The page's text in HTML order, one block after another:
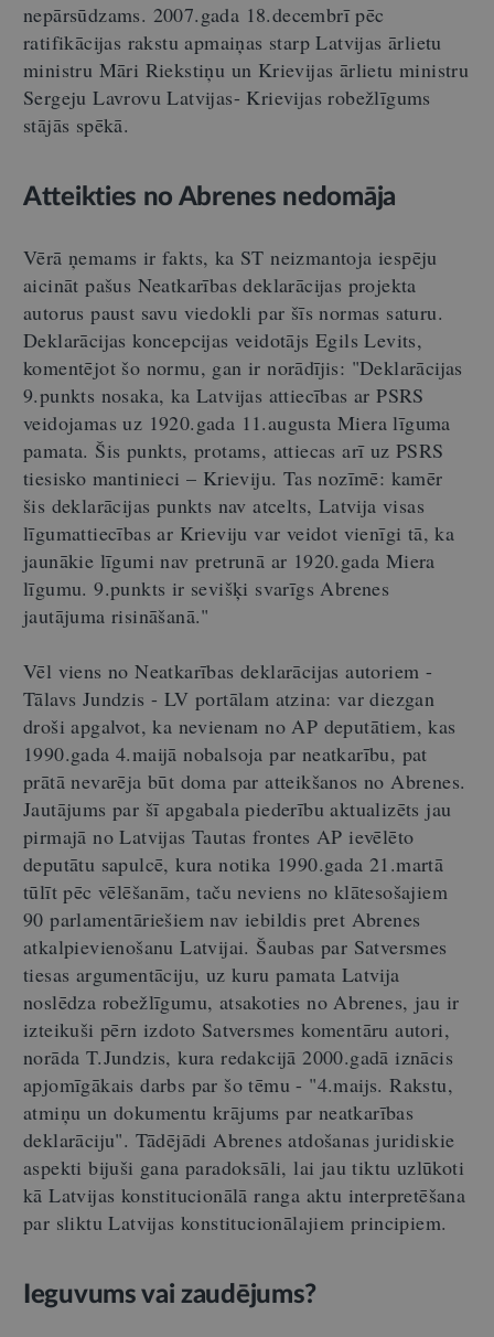
nepārsūdzams. 2007.gada 18.decembrī pēc
ratifikācijas rakstu apmaiņas starp Latvijas ārlietu
ministru Māri Riekstiņu un Krievijas ārlietu ministru
Sergeju Lavrovu Latvijas- Krievijas robežlīgums
stājās spēkā.
Atteikties no Abrenes nedomāja
Vērā ņemams ir fakts, ka ST neizmantoja iespēju
aicināt pašus Neatkarības deklarācijas projekta
autorus paust savu viedokli par šīs normas saturu.
Deklarācijas koncepcijas veidotājs Egils Levits,
komentējot šo normu, gan ir norādījis: "Deklarācijas
9.punkts nosaka, ka Latvijas attiecības ar PSRS
veidojamas uz 1920.gada 11.augusta Miera līguma
pamata. Šis punkts, protams, attiecas arī uz PSRS
tiesisko mantinieci – Krieviju. Tas nozīmē: kamēr
šis deklarācijas punkts nav atcelts, Latvija visas
līgumattiecības ar Krieviju var veidot vienīgi tā, ka
jaunākie līgumi nav pretrunā ar 1920.gada Miera
līgumu. 9.punkts ir sevišķi svarīgs Abrenes
jautājuma risināšanā."
Vēl viens no Neatkarības deklarācijas autoriem -
Tālavs Jundzis - LV portālam atzina: var diezgan
droši apgalvot, ka nevienam no AP deputātiem, kas
1990.gada 4.maijā nobalsoja par neatkarību, pat
prātā nevarēja būt doma par atteikšanos no Abrenes.
Jautājums par šī apgabala piederību aktualizēts jau
pirmajā no Latvijas Tautas frontes AP ievēlēto
deputātu sapulcē, kura notika 1990.gada 21.martā
tūlīt pēc vēlēšanām, taču neviens no klātesošajiem
90 parlamentāriešiem nav iebildis pret Abrenes
atkalpievienošanu Latvijai. Šaubas par Satversmes
tiesas argumentāciju, uz kuru pamata Latvija
noslēdza robežlīgumu, atsakoties no Abrenes, jau ir
izteikuši pērn izdoto Satversmes komentāru autori,
norāda T.Jundzis, kura redakcijā 2000.gadā iznācis
apjomīgākais darbs par šo tēmu - "4.maijs. Rakstu,
atmiņu un dokumentu krājums par neatkarības
deklarāciju". Tādējādi Abrenes atdošanas juridiskie
aspekti bijuši gana paradoksāli, lai jau tiktu uzlūkoti
kā Latvijas konstitucionālā ranga aktu interpretēšana
par sliktu Latvijas konstitucionālajiem principiem.
Ieguvums vai zaudējums?